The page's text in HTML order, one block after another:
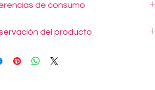
de consumo
del producto